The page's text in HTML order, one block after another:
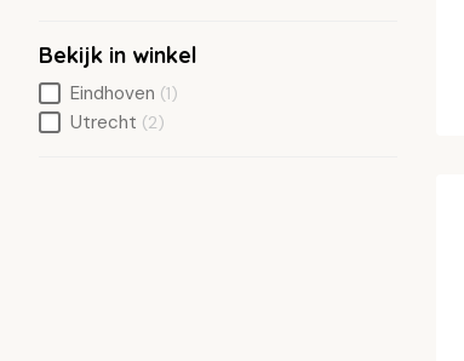
Bekijk in winkel
Eindhoven (1)
Utrecht (2)